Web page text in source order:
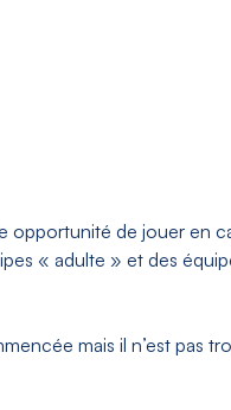
opportunité de jouer en
« adulte » et des
mais il n’est pas